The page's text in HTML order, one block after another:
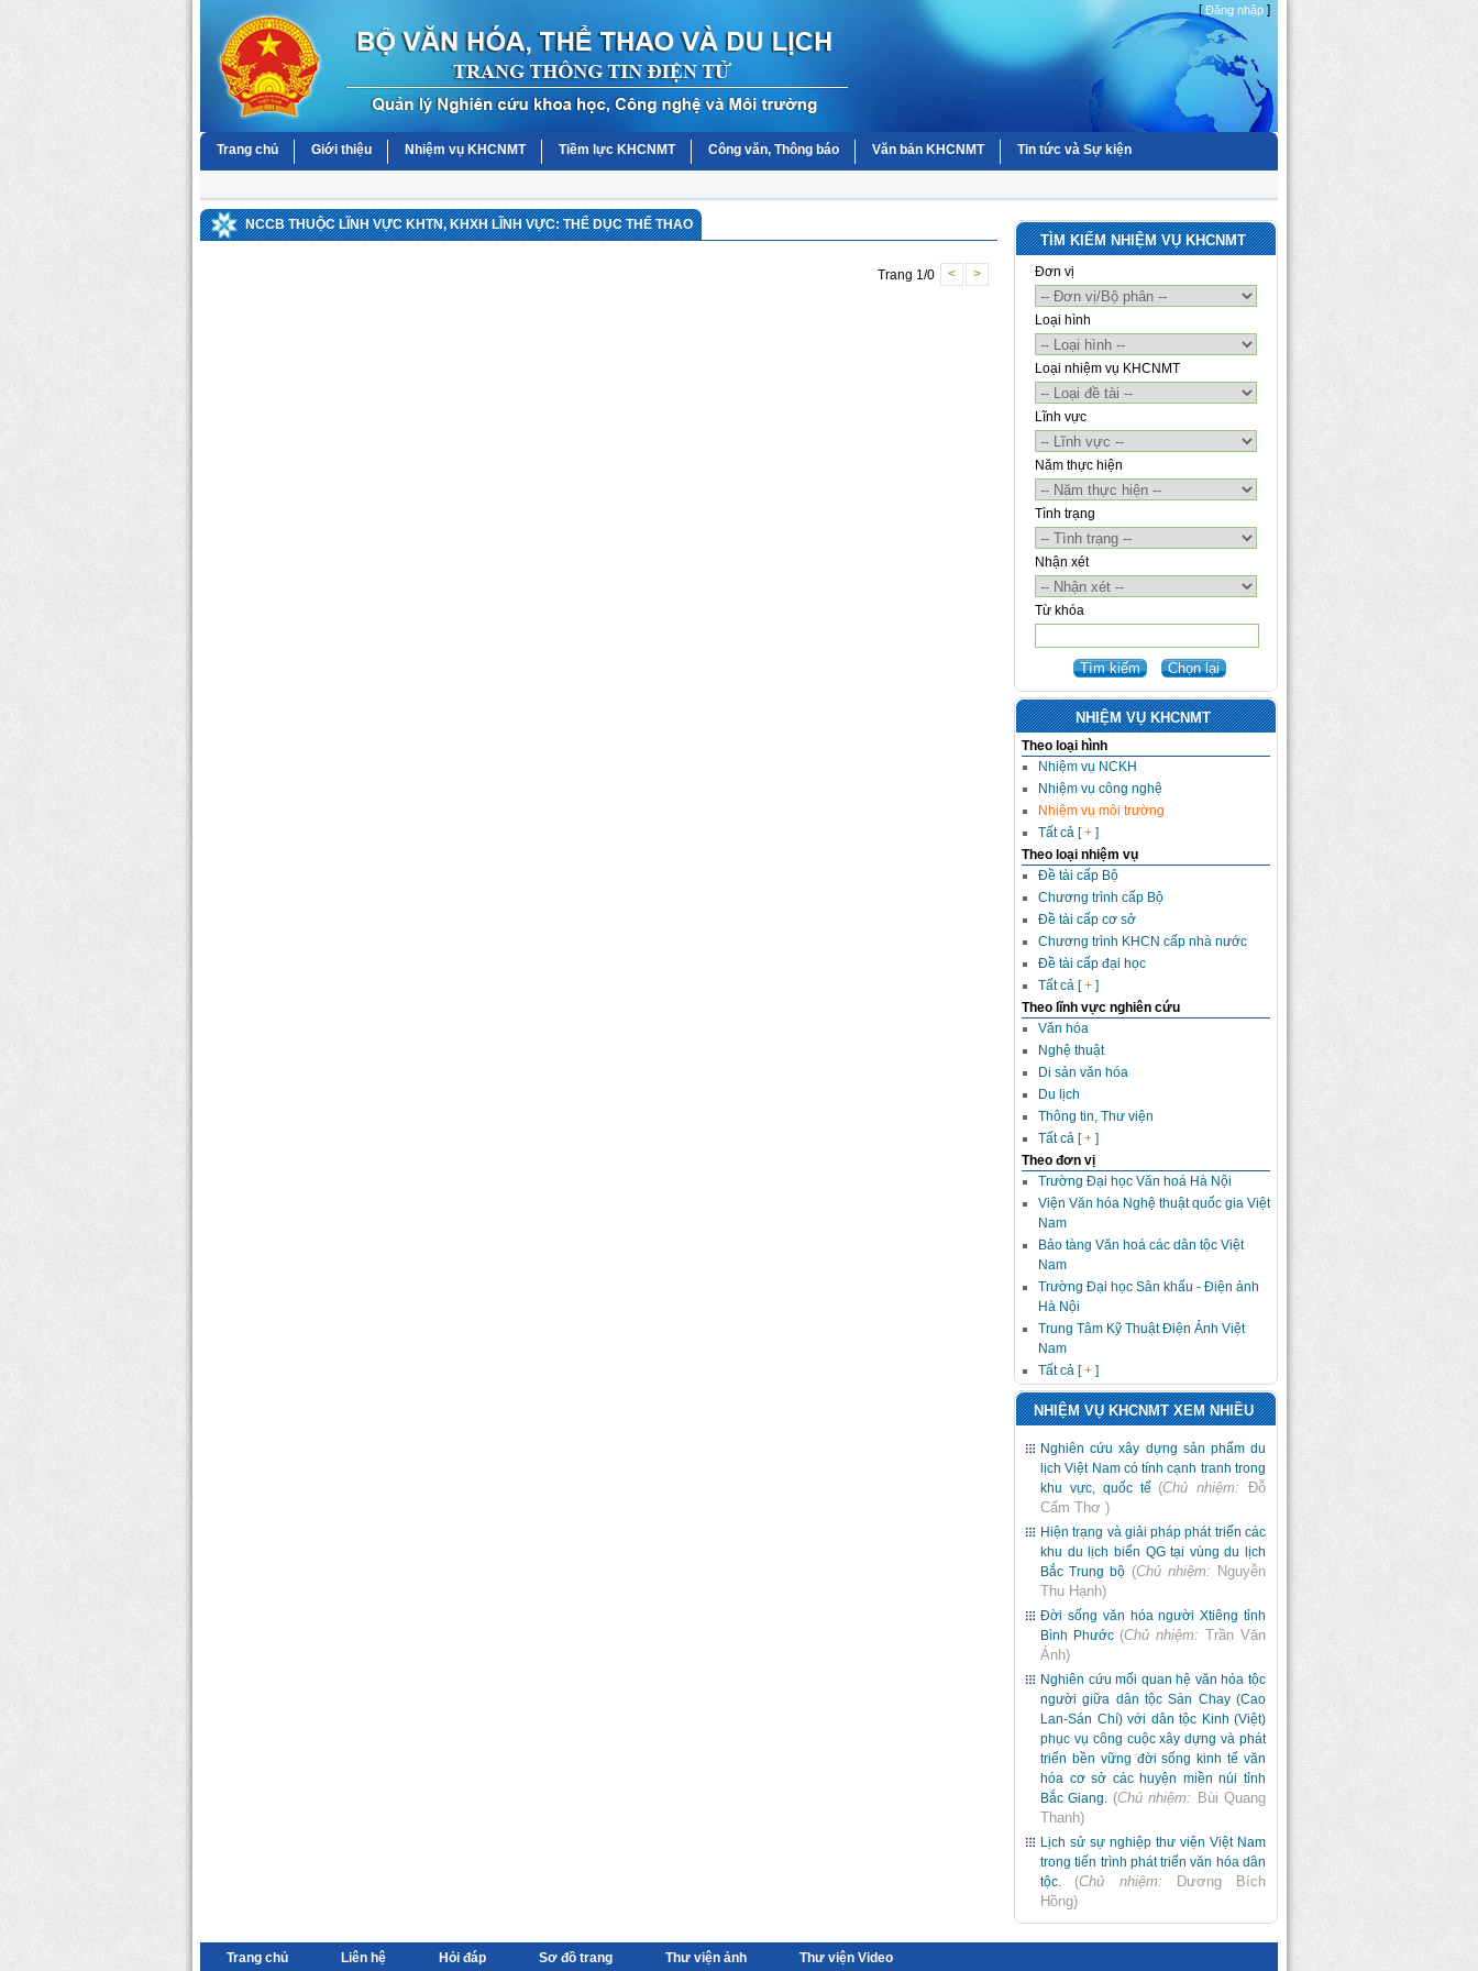
[Đăng nhập ]
Trang chủ Giới thiệu Nhiệm vụ KHCNMT Tiềm lực KHCNMT Công văn, Thông báo Văn bản KHCNMT Tin tức và Sự kiện
NCCB THUỘC LĨNH VỰC KHTN, KHXH LĨNH VỰC: THỂ DỤC THỂ THAO
Trang 1/0 < >
TÌM KIẾM NHIỆM VỤ KHCNMT
Đơn vị
Loại hình
Loại nhiệm vụ KHCNMT
Lĩnh vực
Năm thực hiện
Tình trạng
Nhận xét
Từ khóa
NHIỆM VỤ KHCNMT
Theo loại hình
Nhiệm vụ NCKH
Nhiệm vụ công nghệ
Nhiệm vụ môi trường
Tất cả [+ ]
Theo loại nhiệm vụ
Đề tài cấp Bộ
Chương trình cấp Bộ
Đề tài cấp cơ sở
Chương trình KHCN cấp nhà nước
Đề tài cấp đại học
Tất cả [+ ]
Theo lĩnh vực nghiên cứu
Văn hóa
Nghệ thuật
Di sản văn hóa
Du lịch
Thông tin, Thư viện
Tất cả [+ ]
Theo đơn vị
Trường Đại học Văn hoá Hà Nội
Viện Văn hóa Nghệ thuật quốc gia Việt
Nam
Bảo tàng Văn hoá các dân tộc Việt
Nam
Trường Đại học Sân khấu - Điện ảnh
Hà Nội
Trung Tâm Kỹ Thuật Điện Ảnh Việt
Nam
Tất cả [+ ]
NHIỆM VỤ KHCNMT XEM NHIỀU
Nghiên cứu xây dựng sản phẩm du
lịch Việt Nam có tính cạnh tranh trong
khu vực, quốc tế (Chủ nhiệm:
Đỗ
Cẩm Thơ )
Hiện trạng và giải pháp phát triển các
khu du lịch biển QG tại vùng du lịch
Bắc Trung bộ (Chủ nhiệm: Nguyễn
Thu Hạnh)
Đời sống văn hóa người Xtiêng tỉnh
Bình Phước (Chủ nhiệm: Trần Văn
Ánh)
Nghiên cứu mối quan hệ văn hóa tộc
người giữa dân tộc Sán Chay (Cao
Lan-Sán Chí) với dân tộc Kinh (Việt)
phục vụ công cuộc xây dựng và phát
triển bền vững đời sống kinh tế văn
hóa cơ sở các huyện miền núi tỉnh
Bắc Giang. (Chủ nhiệm: Bùi Quang
Thanh)
Lịch sử sự nghiệp thư viện Việt Nam
trong tiến trình phát triển văn hóa dân
tộc.
(Chủ nhiệm:
Dương Bích
Hồng)
Trang chủ Liên hệ Hỏi đáp Sơ đồ trang Thư viện ảnh Thư viện Video